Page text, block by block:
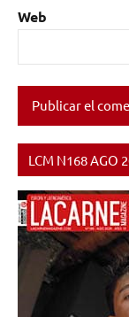
Web
LCM N168 AGO